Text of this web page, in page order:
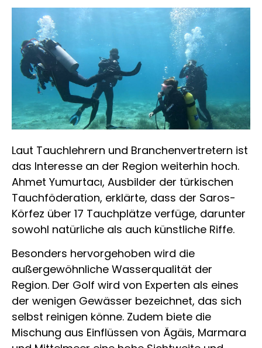
Laut Tauchlehrern und Branchenvertretern ist
das Interesse an der Region weiterhin hoch.
Ahmet Yumurtacı, Ausbilder der türkischen
Tauchföderation, erklärte, dass der Saros-
Körfez über 17 Tauchplätze verfüge, darunter
sowohl natürliche als auch künstliche Riffe.
Besonders hervorgehoben wird die
außergewöhnliche Wasserqualität der
Region. Der Golf wird von Experten als eines
der wenigen Gewässer bezeichnet, das sich
selbst reinigen könne. Zudem biete die
Mischung aus Einflüssen von Ägäis, Marmara